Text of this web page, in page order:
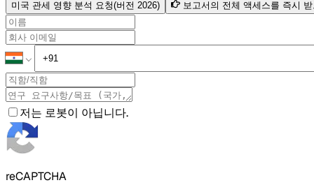
미국 관세 영향 분석 요청(버전 2026) 보고서의 전체 액세스를 즉시
저는 로봇이 아닙니다.
reCAPTCHA